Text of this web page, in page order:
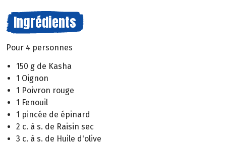
Ingrédients
Pour 4 personnes
150 g de Kasha
1 Oignon
1 Poivron rouge
1 Fenouil
1 pincée de épinard
2 c. à s. de Raisin sec
3 c. à s. de Huile d'olive